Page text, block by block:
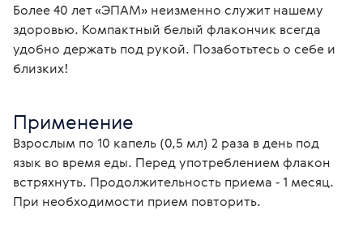
Более 40 лет «ЭПАМ» неизменно служит нашему
здоровью. Компактный белый флакончик всегда
удобно держать под рукой. Позаботьтесь о себе и
близких!
Применение
Взрослым по 10 капель (0,5 мл) 2 раза в день под
язык во время еды. Перед употреблением флакон
встряхнуть. Продолжительность приема ‑ 1 месяц.
При необходимости прием повторить.